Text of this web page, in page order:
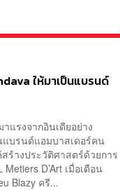
ให้มาเป็นแบรนด์
แรงจากอินเดียอย่าง
แบรนด์แอมบาสเดอร์คน
ร้างประวัติศาสตร์ด้วยการ
D’Art เมื่อเดือน
Blazy ครี...